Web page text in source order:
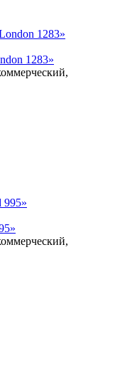
1283»